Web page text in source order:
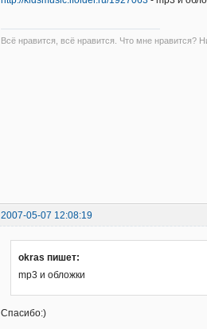
Всё нравится, всё нравится. Что мне нравится?
2007-05-07 12:08:19
okras пишет:
mp3 и обложки
Спасибо:)